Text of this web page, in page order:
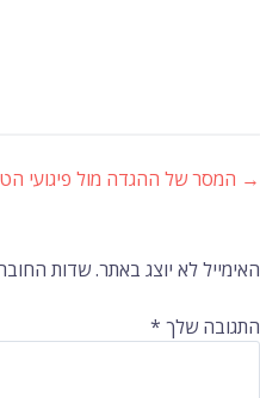
ניווט
ברשומות
→ המסר של ההגדה מול פיגועי
האימייל לא יוצג באתר.שדות
התגובה שלך *